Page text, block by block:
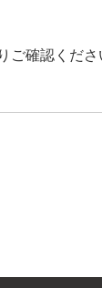
確認くださ